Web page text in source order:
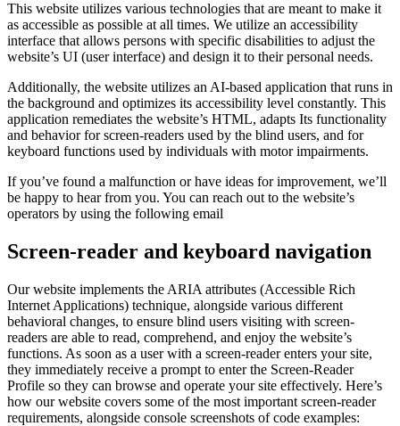
This website utilizes various technologies that are meant to make it
as accessible as possible at all times. We utilize an accessibility
interface that allows persons with specific disabilities to adjust the
website’s UI (user interface) and design it to their personal needs.
Additionally, the website utilizes an AI-based application that runs in
the background and optimizes its accessibility level constantly. This
application remediates the website’s HTML, adapts Its functionality
and behavior for screen-readers used by the blind users, and for
keyboard functions used by individuals with motor impairments.
If you’ve found a malfunction or have ideas for improvement, we’ll
be happy to hear from you. You can reach out to the website’s
operators by using the following email
Screen-reader and keyboard navigation
Our website implements the ARIA attributes (Accessible Rich
Internet Applications) technique, alongside various different
behavioral changes, to ensure blind users visiting with screen-
readers are able to read, comprehend, and enjoy the website’s
functions. As soon as a user with a screen-reader enters your site,
they immediately receive a prompt to enter the Screen-Reader
Profile so they can browse and operate your site effectively. Here’s
how our website covers some of the most important screen-reader
requirements, alongside console screenshots of code examples: